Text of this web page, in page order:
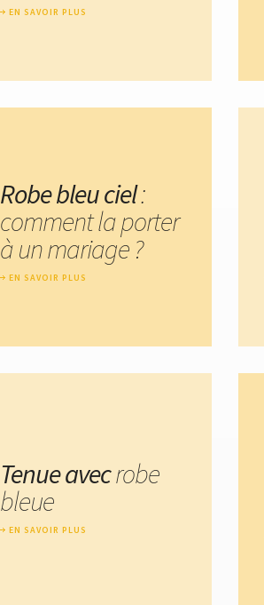
EN SAVOIR PLUS
Robe bleu ciel:
comment la porter
à un mariage ?
EN SAVOIR PLUS
Tenue avecrobe
bleue
EN SAVOIR PLUS